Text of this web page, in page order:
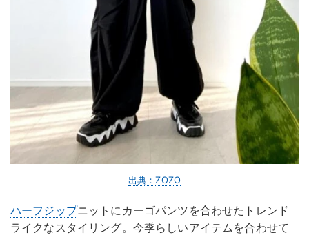
出典：ZOZO
ハーフジップニットにカーゴパンツを合わせたトレンド
ライクなスタイリング。今季らしいアイテムを合わせて